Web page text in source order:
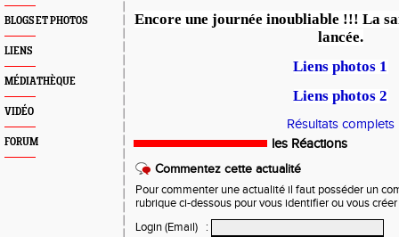
BLOGS ET PHOTOS
LIENS
MÉDIATHÈQUE
VIDÉO
FORUM
Encore une journée inoubliable !!! La s
lancée.
Liens photos 1
Liens photos 2
Résultats complets
les Réactions
Commentez cette actualité
Pour commenter une actualité il faut posséder un
rubrique ci-dessous pour vous identifier ou vous
Login (Email)
: